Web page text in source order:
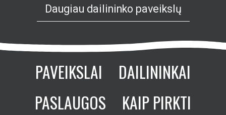
Daugiau dailininko paveikslų
PAVEIKSLAI
DAILININKAI
PASLAUGOS
KAIP PIRKTI